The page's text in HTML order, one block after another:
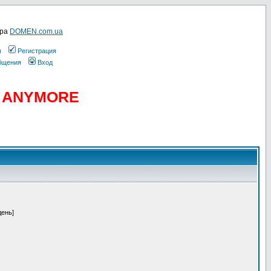
DOMEN.com.ua
Регистрация
Вход